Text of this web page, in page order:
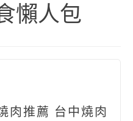
懶人包
肉推薦 台中燒肉